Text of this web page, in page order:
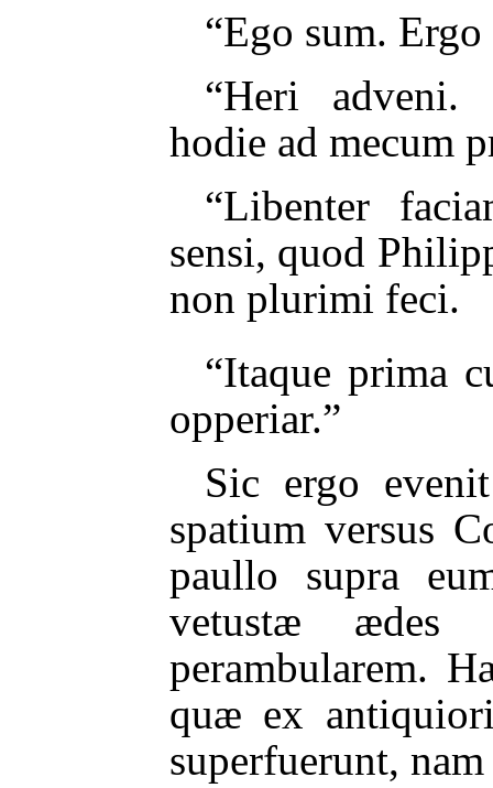
“Ego sum.
“Heri adveni.
hodie ad mecum
“Libenter
sensi, quod
non plurimi feci.
“Itaque prima
opperiar.”
Sic ergo
spatium versus
paullo supra
vetustæ ædes
perambularem.
quæ ex
superfuerunt,